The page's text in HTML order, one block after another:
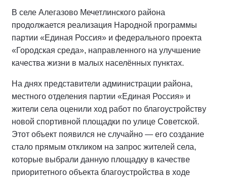
В селе Алегазово Мечетлинского района
продолжается реализация Народной программы
партии «Единая Россия» и федерального проекта
«Городская среда», направленного на улучшение
качества жизни в малых населённых пунктах.
На днях представители администрации района,
местного отделения партии «Единая Россия» и
жители села оценили ход работ по благоустройству
новой спортивной площадки по улице Советской.
Этот объект появился не случайно — его создание
стало прямым откликом на запрос жителей села,
которые выбрали данную площадку в качестве
приоритетного объекта благоустройства в ходе